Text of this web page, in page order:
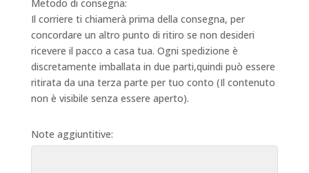
Metodo di consegna:
Il corriere ti chiamerà prima della consegna, per
concordare un altro punto di ritiro se non desideri
ricevere il pacco a casa tua. Ogni spedizione è
discretamente imballata in due parti,quindi può essere
ritirata da una terza parte per tuo conto (Il contenuto
non è visibile senza essere aperto).
Note aggiuntitive: